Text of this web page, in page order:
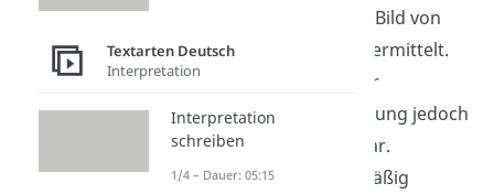
Alkohol wird häufig ein Bild von
Freiheit und Coolness vermittelt.
Jugendliche sind in ihrer
Persönlichkeitsentwicklung jedoch
besonders beeinflussbar.
Jugendliche, die regelmäßig
Textarten Deutsch
Interpretation
Interpretation
schreiben
1/4 – Dauer: 05:15